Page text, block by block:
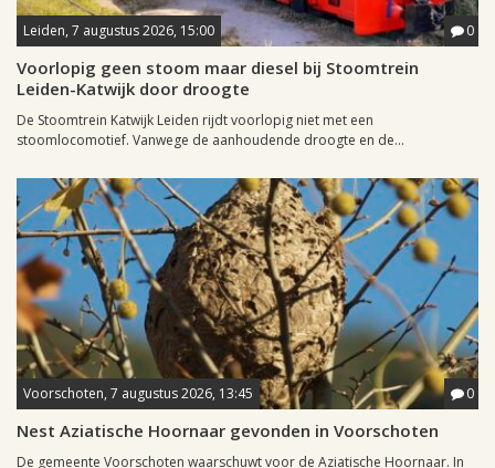
Leiden, 7 augustus 2026, 15:00 0
Voorlopig geen stoom maar diesel bij Stoomtrein
Leiden-Katwijk door droogte
De Stoomtrein Katwijk Leiden rijdt voorlopig niet met een
stoomlocomotief. Vanwege de aanhoudende droogte en de...
Voorschoten, 7 augustus 2026, 13:45 0
Nest Aziatische Hoornaar gevonden in Voorschoten
De gemeente Voorschoten waarschuwt voor de Aziatische Hoornaar. In